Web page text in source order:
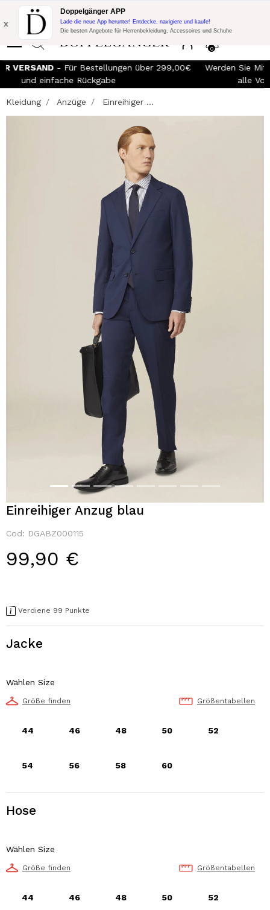
Blitzangebot:
10% Extra-Rabatt auf 300€ Einkauf mit Code:
DOPPEL300
0
x
Doppelgänger APP
Lade die neue App herunter! Entdecke, navigiere und kaufe!
Die besten Angebote für Herrenbekleidung, Accessoires und Schuhe
KOSTENLOSER VERSAND- Für Bestellungen über 299,00€
und einfache Rückgabe
Kleidung Anzüge Einreihiger ...
Einreihiger Anzug blau
Cod: DGABZ000115
99,90 €
Verdiene 99 Punkte
Jacke
Wählen Size
Größe finden Größentabellen
44 46 48 50 52
54 56 58 60
Hose
Wählen Size
Größe finden Größentabellen
44 46 48 50 52